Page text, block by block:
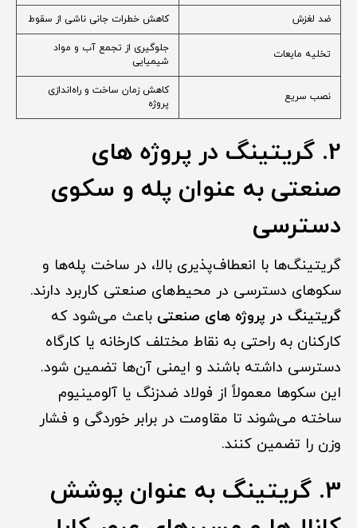
ضد لغزش کاهش خطرات جانی ناشی از سقوط
تخلیه مایعات
جلوگیری از تجمع آب و مواد
شیمیایی
نصب سریع
کاهش زمان ساخت و راه‌اندازی
پروژه
2. گریتینگ در پروژه های
صنعتی به عنوان پله و سکوی
دسترسی
گریتینگ‌ها با انعطاف‌پذیری بالا، در ساخت پله‌ها و
سکوهای دسترسی در محیط‌های صنعتی کاربرد دارند.
گریتینگ در پروژه های صنعتی باعث می‌شود که
کارکنان به راحتی به نقاط مختلف کارخانه یا کارگاه
دسترسی داشته باشند و ایمنی آن‌ها تضمین شود.
این سکوها معمولاً از فولاد ضدزنگ یا آلومینیوم
ساخته می‌شوند تا مقاومت در برابر خوردگی و فشار
وزن را تضمین کنند.
3. گریتینگ به عنوان پوشش